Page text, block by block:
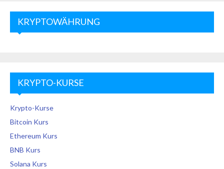
KRYPTOWÄHRUNG
KRYPTO-KURSE
Krypto-Kurse
Bitcoin Kurs
Ethereum Kurs
BNB Kurs
Solana Kurs